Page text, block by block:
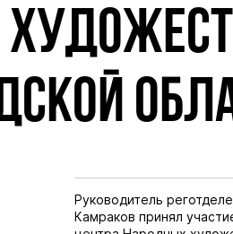
Руководитель
Камраков принял